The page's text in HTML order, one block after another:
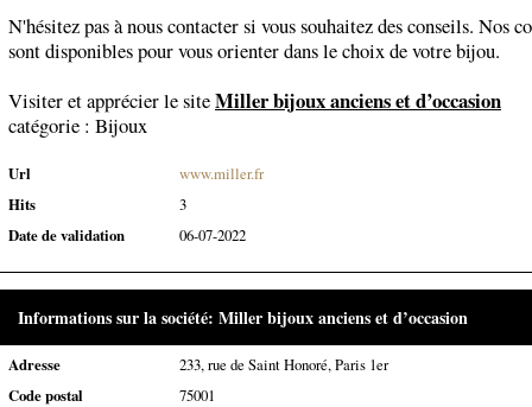
N'hésitez pas à nous contacter si vous souhaitez des conseils. Nos
sont disponibles pour vous orienter dans le choix de votre bijou.
Visiter et apprécier le siteMiller bijoux anciens et d’occasion
catégorie : Bijoux
Url
www.miller.fr
Hits
3
Date de validation
06-07-2022
Informations sur la société: Miller bijoux anciens et d’occasion
Adresse
233, rue de Saint Honoré, Paris 1er
Code postal
75001